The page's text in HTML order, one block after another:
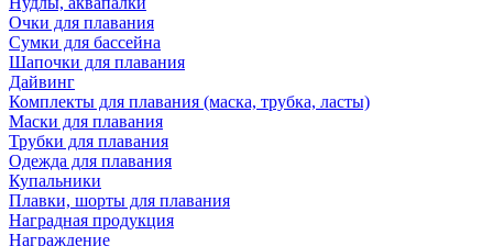
Очки для плавания
Сумки для бассейна
Шапочки для плавания
Дайвинг
Комплекты для плавания (маска, трубка, ласты)
Маски для плавания
Трубки для плавания
Одежда для плавания
Купальники
Плавки, шорты для плавания
Наградная продукция
Награждение